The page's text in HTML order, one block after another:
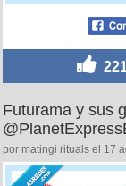
Futurama y sus
por matingi rituals el 17